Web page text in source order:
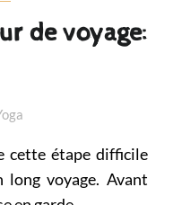
de voyage:
cette étape difficile
long voyage. Avant